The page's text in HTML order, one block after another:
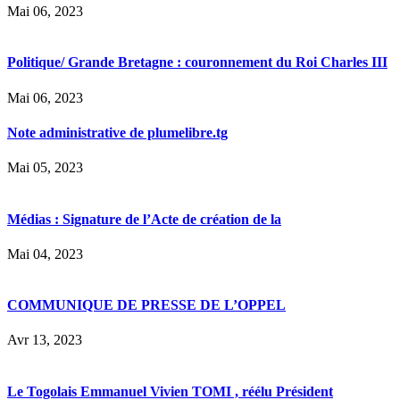
Mai 06, 2023
Politique/ Grande Bretagne : couronnement du Roi Charles III
Mai 06, 2023
Note administrative de plumelibre.tg
Mai 05, 2023
Médias : Signature de l’Acte de création de la
Mai 04, 2023
COMMUNIQUE DE PRESSE DE L’OPPEL
Avr 13, 2023
Le Togolais Emmanuel Vivien TOMI , réélu Président